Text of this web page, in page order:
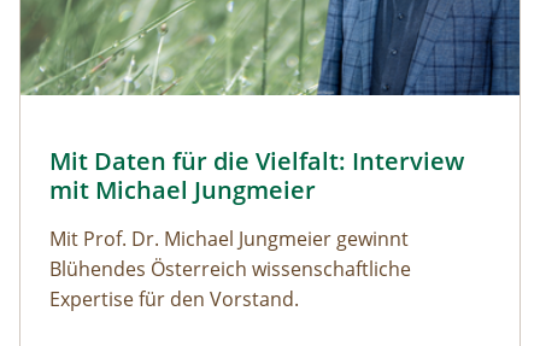
Naturmagazin: Mit Daten für die Vielfalt: Interview mit
Mit Daten für die Vielfalt: Interview
mit Michael Jungmeier
Mit Prof. Dr. Michael Jungmeier gewinnt
Blühendes Österreich wissenschaftliche
Expertise für den Vorstand.